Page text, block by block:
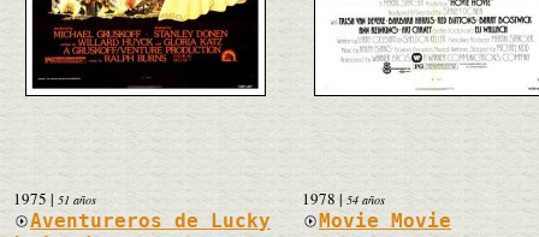
1975| 51 años
Aventureros de Lucky
1978|54 años
Movie Movie